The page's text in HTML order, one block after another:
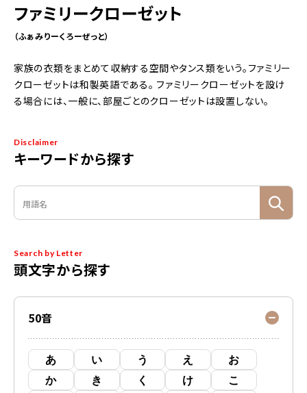
Disclaimer
キーワードから探す
Search by Letter
頭文字から探す
50音
あ い う え
お
か
き く け
こ
ファミリークローゼット
（ふぁみりーくろーぜっと）
家族の衣類をまとめて収納する空間やタンス類をいう。ファミリー
クローゼットは和製英語である。 ファミリークローゼットを設け
る場合には、一般に、部屋ごとのクローゼットは設置しない。